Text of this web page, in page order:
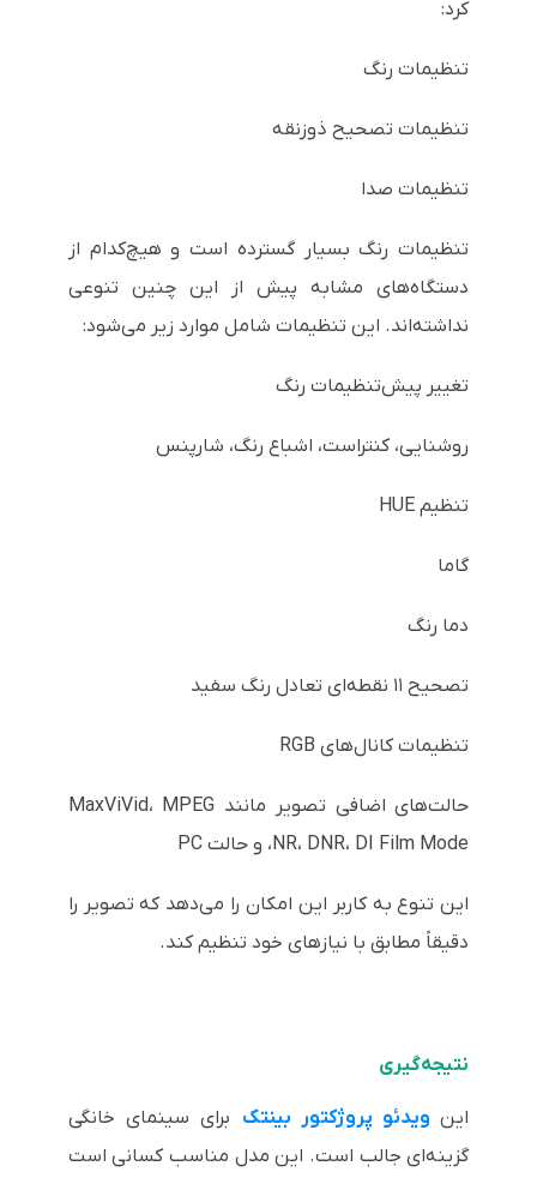
کرد:
تنظیمات رنگ
تنظیمات تصحیح ذوزنقه
تنظیمات صدا
تنظیمات رنگ بسیار گسترده است و هیچ‌کدام از
دستگاه‌های مشابه پیش از این چنین تنوعی
نداشته‌اند. این تنظیمات شامل موارد زیر می‌شود:
تغییر پیش‌تنظیمات رنگ
روشنایی، کنتراست، اشباع رنگ، شارپنس
تنظیم HUE
گاما
دما رنگ
تصحیح ۱۱ نقطه‌ای تعادل رنگ سفید
تنظیمات کانال‌های RGB
حالت‌های اضافی تصویر مانند MaxViVid، MPEG
NR، DNR، DI Film Mode، و حالت PC
این تنوع به کاربر این امکان را می‌دهد که تصویر را
دقیقاً مطابق با نیازهای خود تنظیم کند.
نتیجه‌گیری
این ویدئو پروژکتور بینتک برای سینمای خانگی
گزینه‌ای جالب است. این مدل مناسب کسانی است